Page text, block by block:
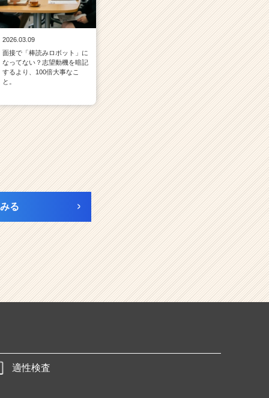
2026.03.09
面接で「棒読みロボット」に
なってない？志望動機を暗記
するより、100倍大事なこ
と。
る
適性検査